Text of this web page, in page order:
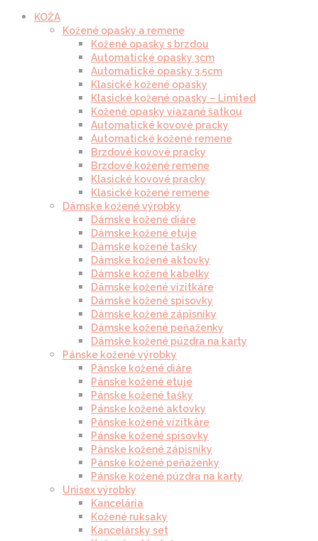
KOŽA
Kožené opasky a remene
Kožené opasky s brzdou
Automatické opasky 3cm
Automatické opasky 3.5cm
Klasické kožené opasky
Klasické kožené opasky – Limited
Kožené opasky viazané šatkou
Automatické kovové pracky
Automatické kožené remene
Brzdové kovové pracky
Brzdové kožené remene
Klasické kovové pracky
Klasické kožené remene
Dámske kožené výrobky
Dámske kožené diáre
Dámske kožené etuje
Dámske kožené tašky
Dámske kožené aktovky
Dámske kožené kabelky
Dámske kožené vizitkáre
Dámske kožené spisovky
Dámske kožené zápisníky
Dámske kožené peňaženky
Dámske kožené púzdra na karty
Pánske kožené výrobky
Pánske kožené diáre
Pánske kožené etuje
Pánske kožené tašky
Pánske kožené aktovky
Pánske kožené vizitkáre
Pánske kožené spisovky
Pánske kožené zápisníky
Pánske kožené peňaženky
Pánske kožené púzdra na karty
Unisex výrobky
Kancelária
Kožené ruksaky
Kancelársky set